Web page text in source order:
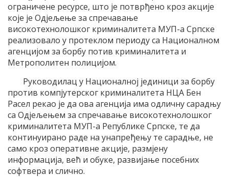
ограничене ресурсе, што је потврђено кроз акције
које је Одјељење за спречавање
високотехнолошког криминалитета МУП-а Српске
реализовало у протеклом периоду са Националном
агенцијом за борбу потив криминалитета и
Метрополитен полицијом.
Руководилац у Националној јединици за борбу
против компјутерског криминалитета НЦА Бен
Расел рекао је да ова агенција има одличну сарадњу
са Одјељењем за спречавање високотехнолошког
криминалитета МУП-а Републике Српске, те да
континуирано раде на унапређењу те сарадње, не
само кроз оперативне акције, размјену
информација, већ и обуке, развијање посебних
софтвера и слично.